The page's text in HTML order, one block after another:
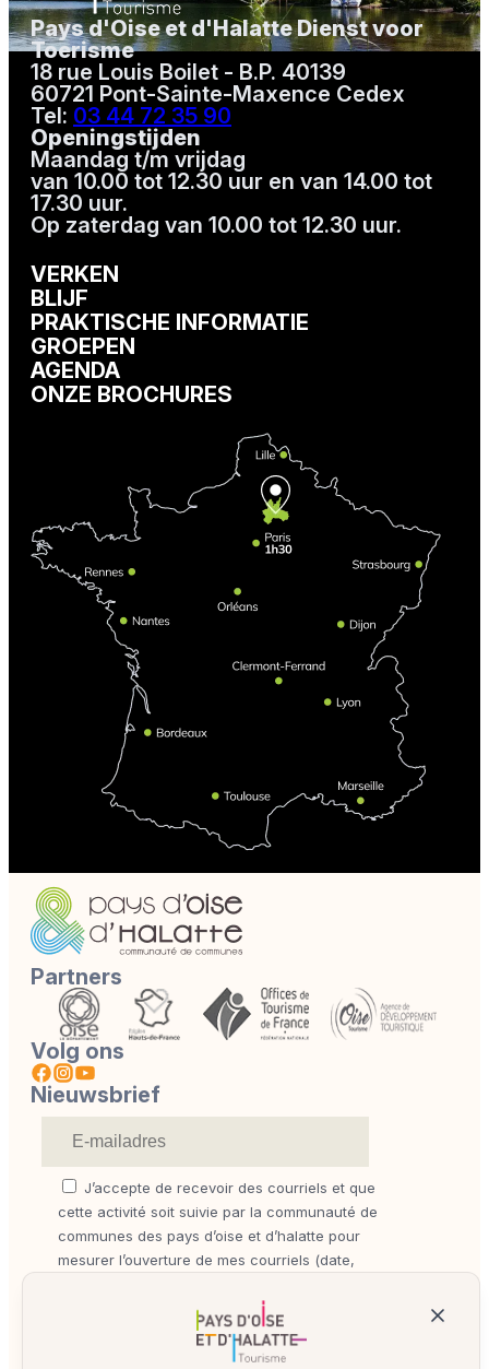
Pays d'Oise et d'Halatte Dienst voor
Toerisme
18 rue Louis Boilet - B.P. 40139
60721 Pont-Sainte-Maxence Cedex
Tel: 03 44 72 35 90
Openingstijden
Maandag t/m vrijdag
van 10.00 tot 12.30 uur en van 14.00 tot
17.30 uur.
Op zaterdag van 10.00 tot 12.30 uur.
VERKEN
BLIJF
PRAKTISCHE INFORMATIE
GROEPEN
AGENDA
ONZE BROCHURES
Partners
Volg ons
Nieuwsbrief
J’accepte de recevoir des courriels et que
cette activité soit suivie par la communauté de
communes des pays d’oise et d’halatte pour
mesurer l’ouverture de mes courriels (date,
performances des campagnes et mesurer la